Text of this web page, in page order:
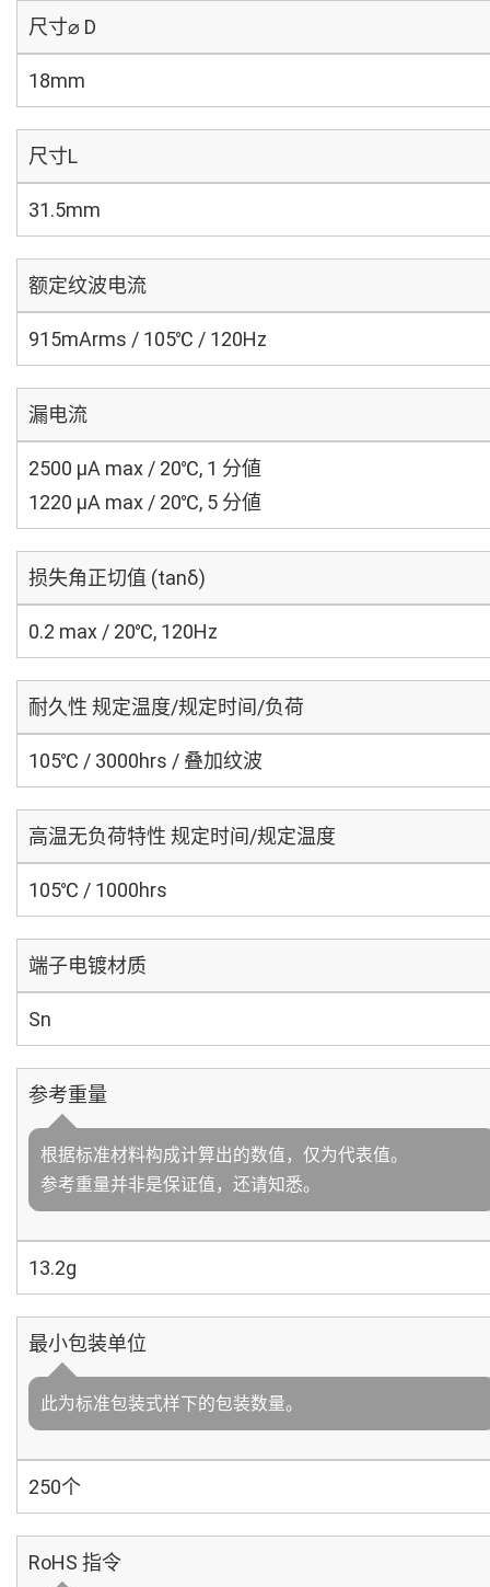
尺寸⌀ D
18mm
尺寸L
31.5mm
额定纹波电流
915mArms / 105℃ / 120Hz
漏电流
2500 μA max / 20℃, 1 分値
1220 μA max / 20℃, 5 分値
损失角正切值 (tanδ)
0.2 max / 20℃, 120Hz
耐久性 规定温度/规定时间/负荷
105℃ / 3000hrs / 叠加纹波
高温无负荷特性 规定时间/规定温度
105℃ / 1000hrs
端子电镀材质
Sn
参考重量
根据标准材料构成计算出的数值，仅为代表值。
参考重量并非是保证值，还请知悉。
13.2g
最小包装单位
此为标准包装式样下的包装数量。
250个
RoHS 指令